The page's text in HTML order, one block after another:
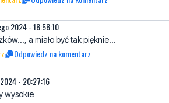
- 20:27:16
wysokie
- 21:18:32